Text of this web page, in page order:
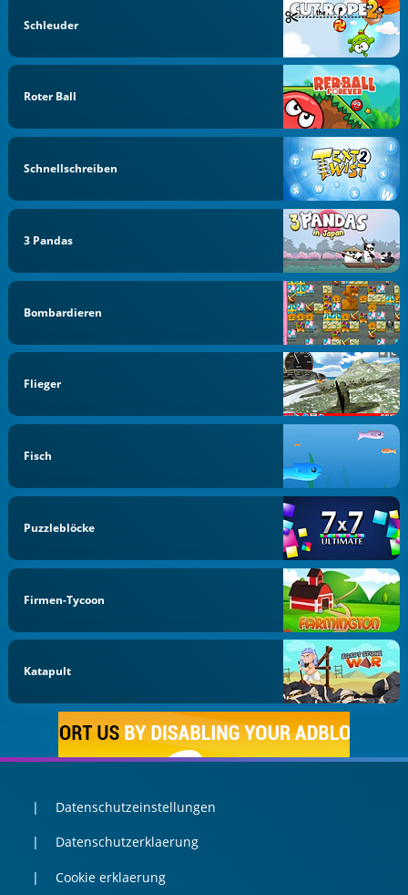
Schleuder
Roter Ball
Schnellschreiben
3 Pandas
Bombardieren
Flieger
Fisch
Puzzleblöcke
Firmen-Tycoon
Katapult
Datenschutzeinstellungen
Datenschutzerklaerung
Cookie erklaerung